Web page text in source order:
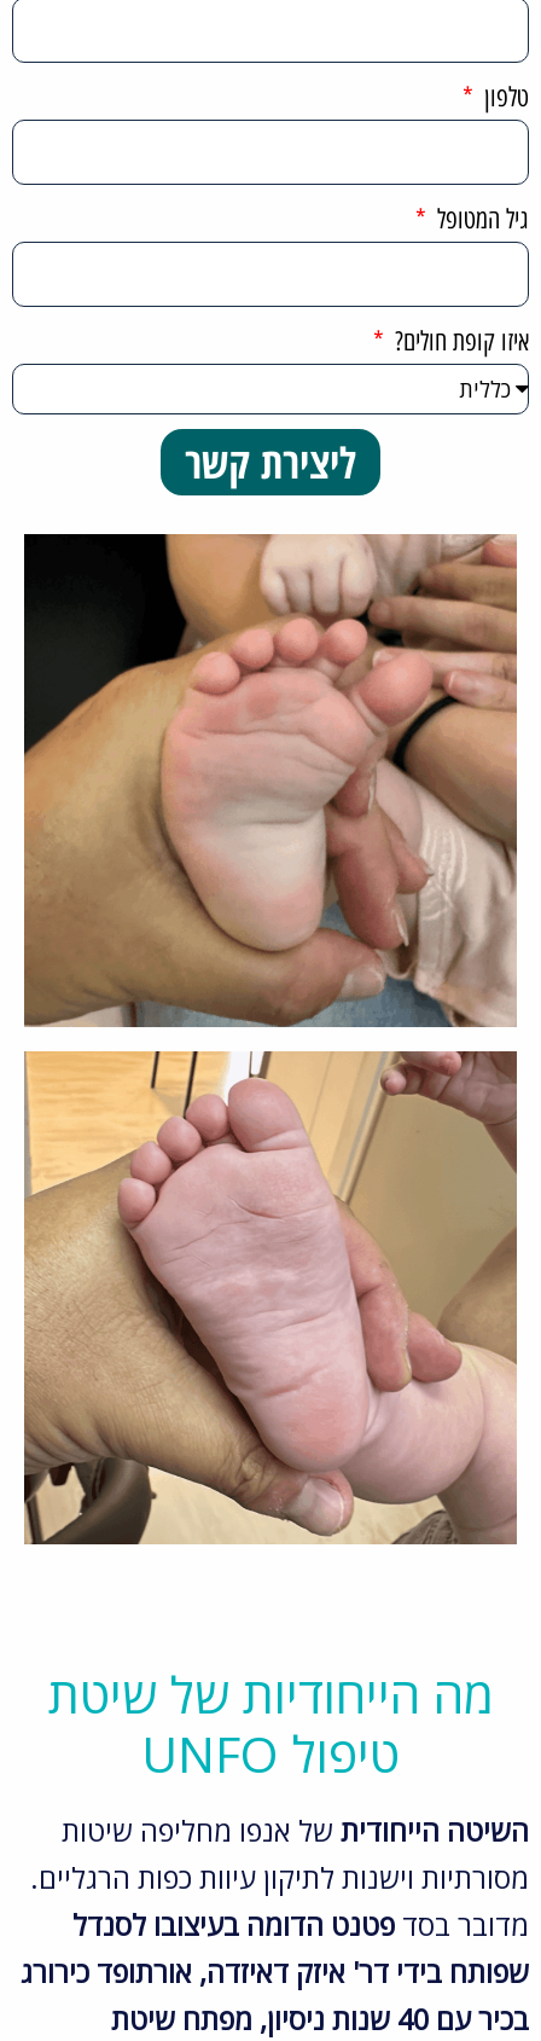
טלפון
גיל המטופל
איזו קופת חולים?
ליצירת קשר
מה הייחודיות של שיטת
טיפול UNFO
השיטה הייחודיתשל אנפו מחליפה שיטות
מסורתיות וישנות לתיקון עיוות כפות הרגליים.
מדובר בסד פטנט הדומה בעיצובו לסנדל
שפותח בידי דר' איזק דאיזדה, אורתופד כירורג
בכיר עם 40 שנות ניסיון, מפתח שיטת